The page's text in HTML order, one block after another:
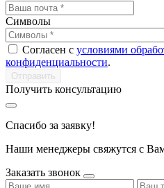
Символы
Согласен с условиями
конфиденциальности.
Получить консультацию
Спасибо за заявку!
Наши менеджеры свяжутся с
Заказать звонок